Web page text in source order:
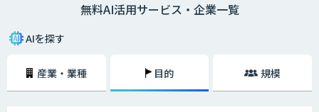
やフリートライアルでお試ししてみてはいかがでしょうか。
無料AI活用サービス・企業一覧
AIを探す
産業・業種 目的 規模